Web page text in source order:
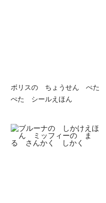
ボリスの ちょうせん ぺた
ぺた シールえほん